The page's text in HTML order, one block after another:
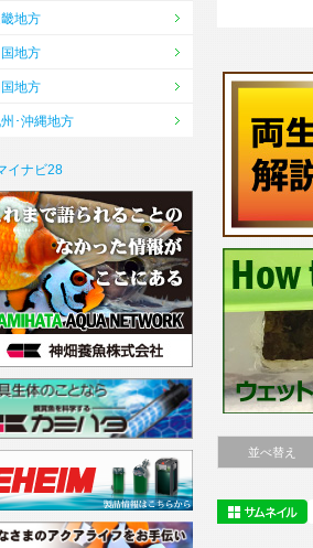
並べ替え
地方
地方
国地方
･沖縄地方